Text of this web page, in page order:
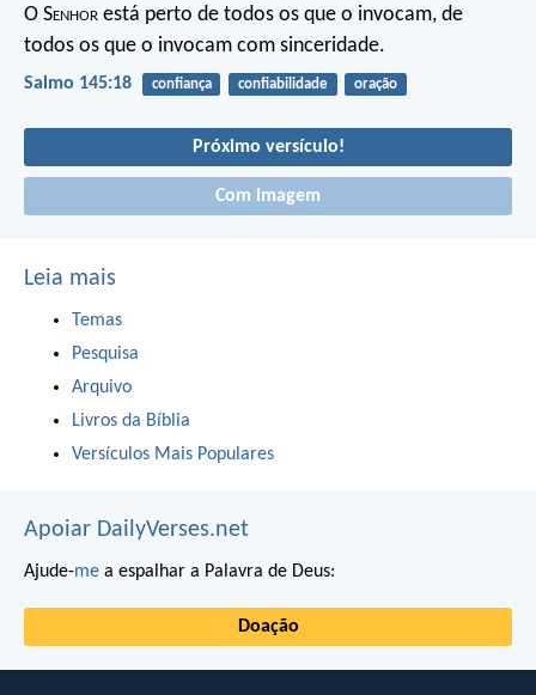
O Senhor está perto de todos os que o invocam, de
todos os que o invocam com sinceridade.
Salmo 145:18 confiança confiabilidade oração
Próximo versículo!
Com imagem
Leia mais
Temas
Pesquisa
Arquivo
Livros da Bíblia
Versículos Mais Populares
Apoiar DailyVerses.net
Ajude-me a espalhar a Palavra de Deus:
Doação